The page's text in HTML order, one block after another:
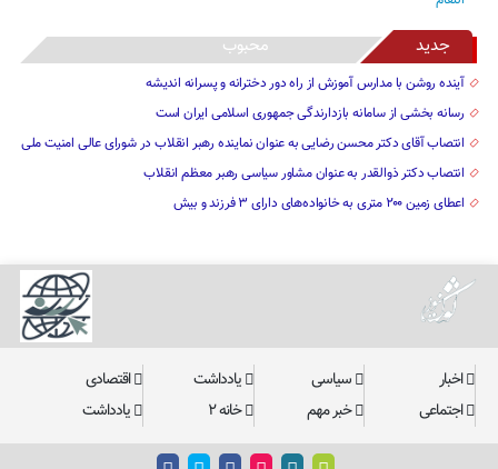
جدید محبوب
آینده روشن با مدارس آموزش از راه دور دخترانه و پسرانه اندیشه
رسانه بخشی از سامانه بازدارندگی جمهوری اسلامی ایران است
انتصاب آقای دکتر محسن رضایی به عنوان نماینده رهبر انقلاب در شورای عالی امنیت ملی
انتصاب دکتر ذوالقدر به عنوان مشاور سیاسی رهبر معظم انقلاب
اعطای زمین ۲۰۰ متری به خانواده‌های دارای ۳ فرزند و بیش
اخبار سیاسی یادداشت
اقتصادی
اجتماعی
خبر مهم خانه ۲ یادداشت